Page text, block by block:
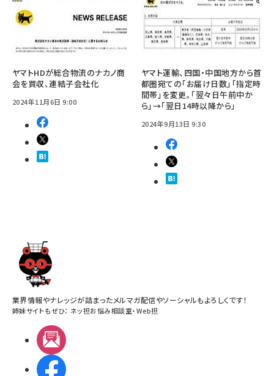
ヤマトHDが総合物流のナカノ商
会を買収、連結子会社化
2024年11月6日 9:00
ヤマト運輸、四国・中国地方から首
都圏宛ての「お届け日数」「指定時
間帯」を変更。「翌々日午前中か
ら」→「翌日14時以降から」
2024年9月13日 9:30
業界情報やナレッジが詰まったメルマガ配信やソーシャルもよろしくです！
姉妹サイトもぜひ： ネッ担お悩み相談室・Web担